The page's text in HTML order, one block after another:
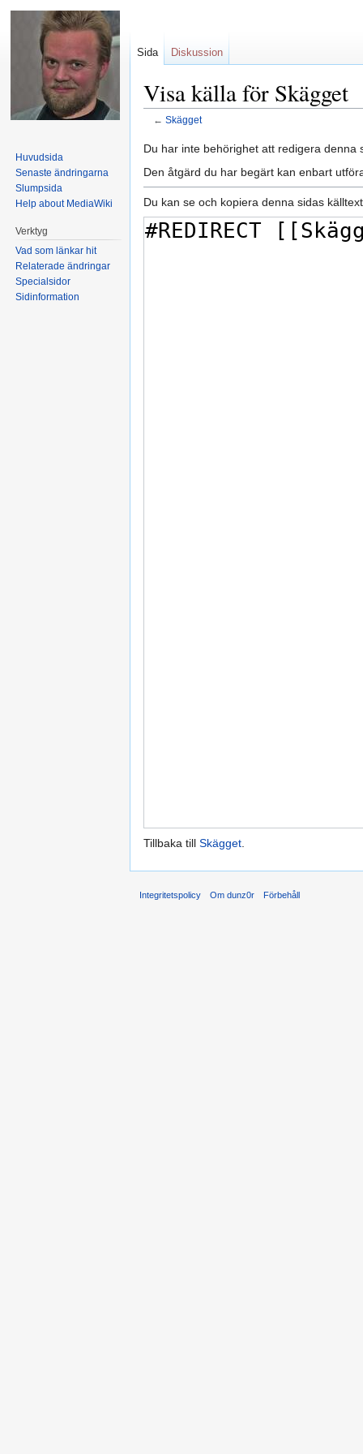
Visa källa för Skägget
← Skägget
Du har inte behörighet att redigera denna
Den åtgärd du har begärt kan enbart
Du kan se och kopiera denna sidas
Tillbaka till Skägget.
Sida Diskussion
Huvudsida
Senaste ändringarna
Slumpsida
Help about MediaWiki
Verktyg
Vad som länkar hit
Relaterade ändringar
Specialsidor
Sidinformation
Integritetspolicy Om dunz0r Förbehåll